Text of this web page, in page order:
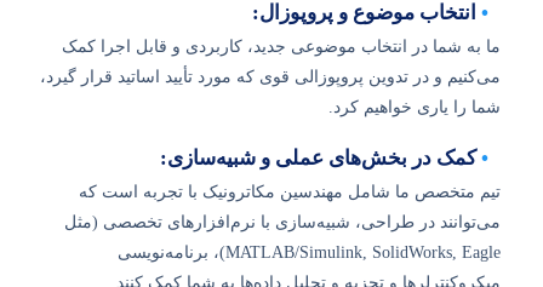
• انتخاب موضوع و پروپوزال:
ما به شما در انتخاب موضوعی جدید، کاربردی و قابل اجرا کمک
می‌کنیم و در تدوین پروپوزالی قوی که مورد تأیید اساتید قرار گیرد،
شما را یاری خواهیم کرد.
•کمک در بخش‌های عملی و شبیه‌سازی:
تیم متخصص ما شامل مهندسین مکاترونیک با تجربه است که
می‌توانند در طراحی، شبیه‌سازی با نرم‌افزارهای تخصصی (مثل
MATLAB/Simulink, SolidWorks, Eagle)، برنامه‌نویسی
میکروکنترلرها و تجزیه و تحلیل داده‌ها به شما کمک کنند.